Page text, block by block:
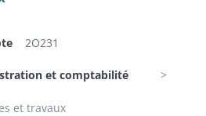
2O231
et comptabilité
et travaux